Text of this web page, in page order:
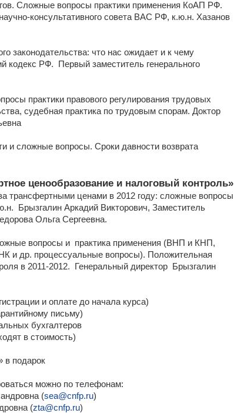
Сложные вопросы практики применения КоАП РФ.
консультативного совета ВАС РФ, к.ю.н. Хазанов
законодательства: что нас ожидает и к чему
кодекс РФ. Первый заместитель генерального
практики правового регулирования трудовых
судебная практика по трудовым спорам. Доктор
и сложные вопросы. Сроки давности возврата
ценообразование и налоговый контроль»
трансфертными ценами в 2012 году: сложные вопросы
Брызгалин Аркадий Викторович, Заместитель
Ольга Сергеевна.
вопросы и практика применения (ВНП и КНП,
и др. процессуальные вопросы). Положительная
в 2011-2012. Генеральный директор Брызгалин
и оплате до начала курса)
письму)
бухгалтеров
в стоимость)
в подарок
можно по телефонам:
(sea@cnfp.ru)
(zta@cnfp.ru)